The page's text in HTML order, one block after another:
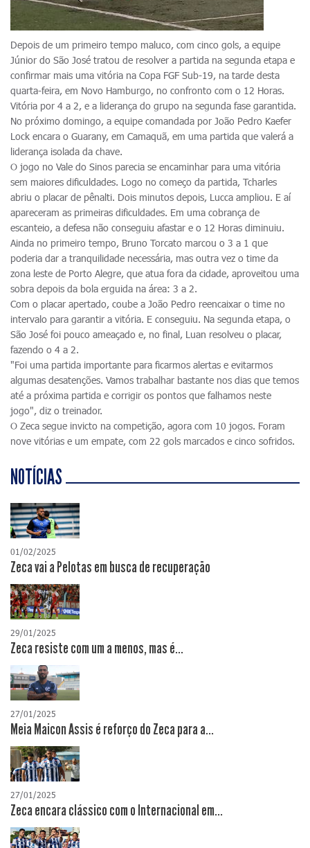
Depois de um primeiro tempo maluco, com cinco gols, a equipe
Júnior do São José tratou de resolver a partida na segunda etapa e
confirmar mais uma vitória na Copa FGF Sub-19, na tarde desta
quarta-feira, em Novo Hamburgo, no confronto com o 12 Horas.
Vitória por 4 a 2, e a liderança do grupo na segunda fase garantida.
No próximo domingo, a equipe comandada por João Pedro Kaefer
Lock encara o Guarany, em Camaquã, em uma partida que valerá a
liderança isolada da chave.
O jogo no Vale do Sinos parecia se encaminhar para uma vitória
sem maiores dificuldades. Logo no começo da partida, Tcharles
abriu o placar de pênalti. Dois minutos depois, Lucca ampliou. E aí
apareceram as primeiras dificuldades. Em uma cobrança de
escanteio, a defesa não conseguiu afastar e o 12 Horas diminuiu.
Ainda no primeiro tempo, Bruno Torcato marcou o 3 a 1 que
poderia dar a tranquilidade necessária, mas outra vez o time da
zona leste de Porto Alegre, que atua fora da cidade, aproveitou uma
sobra depois da bola erguida na área: 3 a 2.
Com o placar apertado, coube a João Pedro reencaixar o time no
intervalo para garantir a vitória. E conseguiu. Na segunda etapa, o
São José foi pouco ameaçado e, no final, Luan resolveu o placar,
fazendo o 4 a 2.
"Foi uma partida importante para ficarmos alertas e evitarmos
algumas desatenções. Vamos trabalhar bastante nos dias que temos
até a próxima partida e corrigir os pontos que falhamos neste
jogo", diz o treinador.
O Zeca segue invicto na competição, agora com 10 jogos. Foram
nove vitórias e um empate, com 22 gols marcados e cinco sofridos.
NOTÍCIAS
01/02/2025
Zeca vai a Pelotas em busca de recuperação
29/01/2025
Zeca resiste com um a menos, mas é...
27/01/2025
Meia Maicon Assis é reforço do Zeca para a...
27/01/2025
Zeca encara clássico com o Internacional em...